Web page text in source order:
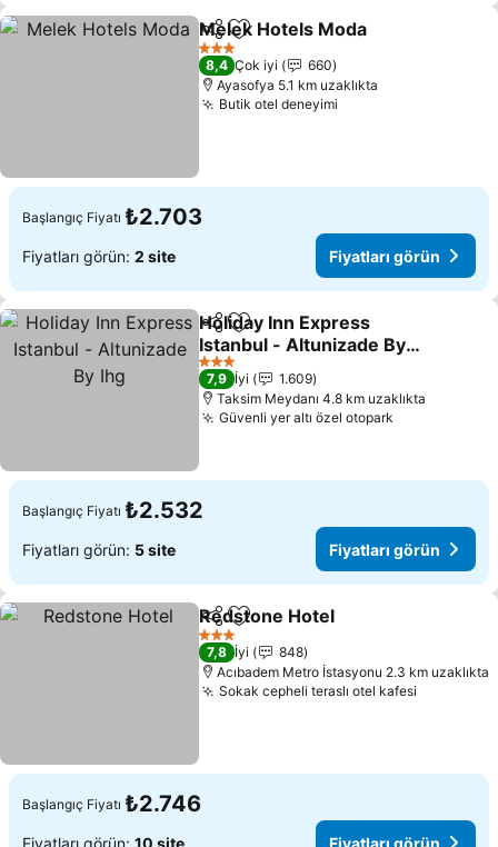
PaylaşFavorilerime ekle
Melek Hotels Moda
3 Yıldız
8,4 Çok iyi
660
Ayasofya 5.1 km uzaklıkta
Butik otel deneyimi
Başlangıç Fiyatı ₺2.703
Fiyatları görün: 2 site Fiyatları görün
PaylaşFavorilerime ekle
Holiday Inn Express
Istanbul - Altunizade By
Ihg
3 Yıldız
7,9 İyi
1.609
Taksim Meydanı 4.8 km uzaklıkta
Güvenli yer altı özel otopark
Başlangıç Fiyatı ₺2.532
Fiyatları görün: 5 site Fiyatları görün
PaylaşFavorilerime ekle
Redstone Hotel
3 Yıldız
7,8 İyi
848
Acıbadem Metro İstasyonu 2.3 km uzaklıkta
Sokak cepheli teraslı otel kafesi
Başlangıç Fiyatı ₺2.746
Fiyatları görün: 10 site Fiyatları görün